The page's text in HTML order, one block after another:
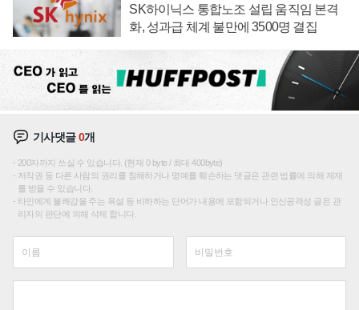
SK하이닉스 통합노조 설립 움직임 본격
화, 성과급 체계 불만에 3500명 결집
기사댓글0개
200자까지 쓰실 수 있습니다. (현재 0 byte / 최대 400byte)
저작권 등 다른 사람의 권리를 침해하거나 명예를 훼손하는 댓글은 관련 법률에 의해 제재
를 받을 수 있습니다.
타인에게 불쾌감을 주는 욕설 등 비하하는 단어가 내용에 포함되거나 인신공격성 글은 관
리자의 판단에 의해 삭제 합니다.